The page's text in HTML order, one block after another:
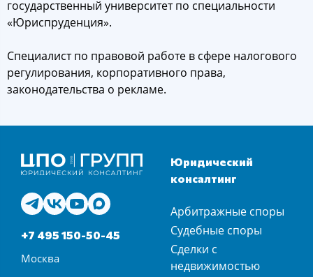
государственный университет по специальности
«Юриспруденция».
Специалист по правовой работе в сфере налогового
регулирования, корпоративного права,
законодательства о рекламе.
+7 495 150-50-45
Москва
Юридический
консалтинг
Арбитражные споры
Судебные споры
Сделки с
недвижимостью